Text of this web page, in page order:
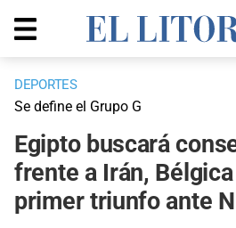
DEPORTES
Se define el Grupo G
Egipto buscará
frente a Irán,
primer triunfo ante